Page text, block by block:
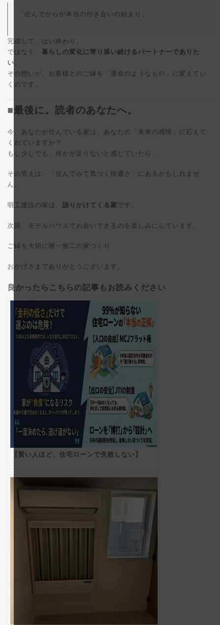
「住んでからが本当の付き合いの始まり」
完成して、はい終わり。
ではなく、 暮らしの変化に寄り添い続けるパートナーでありた
い
その想いが、お客様とのご縁を「運命のようなもの」に変えてい
くのです。
■最後に。読者のあなたへ。
今、あなたが住んでいる家は、あなたの「未来の感情」に応えて
くれていますか？
もし少しでも、何かが足りないと感じていたら…
その答えは、「住んでみて気づく快適さ」にあるかもしれませ
ん。
明工建設の家は、 語りかけてくる家です。
次回、モデルハウスでお会いできるのを楽しみにしています。
ご縁を大切に唯一無二の家づくり
おかげさまでありがとうございます。
良かったらこちらの記事もお読みください
【賢い人ほど、住宅ローンで失敗しない】